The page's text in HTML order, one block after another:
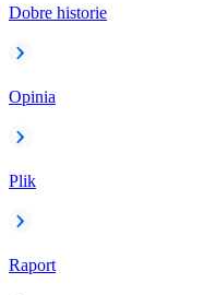
Dobre historie
Opinia
Plik
Raport